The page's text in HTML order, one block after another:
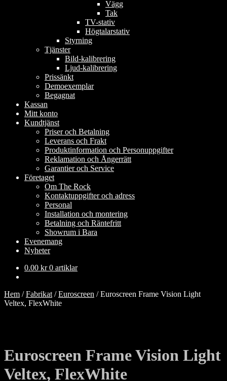
Vägg
Tak
TV-stativ
Högtalarstativ
Styrning
Tjänster
Bild-kalibrering
Ljud-kalibrering
Prissänkt
Demoexemplar
Begagnat
Kassan
Mitt konto
Kundtjänst
Priser och Betalning
Leverans och Frakt
Produktinformation och Personuppgifter
Reklamation och Ångerrätt
Garantier och Service
Företaget
Om The Rock
Kontaktuppgifter och adress
Personal
Installation och montering
Betalning och Räntefritt
Showrum i Bara
Evenemang
Nyheter
0.00 kr 0 artiklar
Hem /Fabrikat /Euroscreen /Euroscreen Frame Vision Light
Veltex, FlexWhite
Euroscreen Frame Vision Light
Veltex, FlexWhite